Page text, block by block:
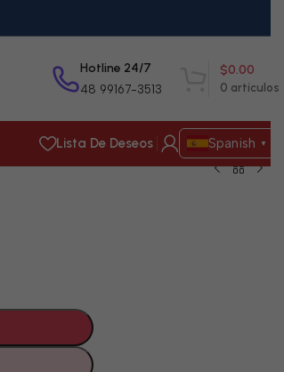
Hotline 24/7
48 99167-3513 0 artículos
$0.00
Lista De Deseos Spanish ▼